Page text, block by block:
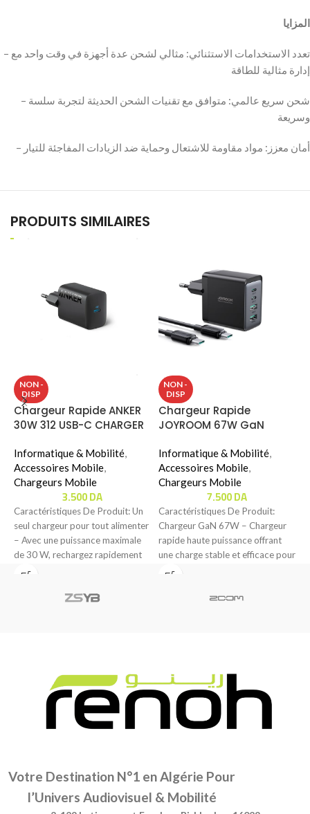
– ‫تعدد الاستخدامات الاستثنائي: مثالي لشحن عدة أجهزة في وقت واحد مع
– ‫شحن سريع عالمي: متوافق مع تقنيات الشحن الحديثة لتجربة سلسة
PRODUITS SIMILAIRES
NON -
DISP
Chargeur Rapide ANKER
30W 312 USB-C CHARGER
Informatique & Mobilité,
Accessoires Mobile,
Chargeurs Mobile
3.500DA
Caractéristiques De Produit: Un
seul chargeur pour tout alimenter
– Avec une puissance maximale
de 30 W, rechargez rapidement
tous
NON -
DISP
Chargeur Rapide
JOYROOM 67W GaN
(JR-TCG02)
Informatique & Mobilité,
Accessoires Mobile,
Chargeurs Mobile
7.500DA
Caractéristiques De Produit:‬‬
Chargeur GaN 67W – Chargeur
rapide haute puissance offrant
une charge stable et efficace pour
divers appareils.
Votre Destination N°1 en Algérie Pour
l’Univers Audiovisuel & Mobilité